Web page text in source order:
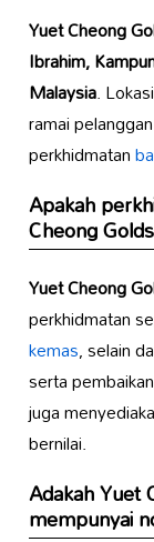
Yuet Cheong
Ibrahim,
Malaysia.
ramai
perkhidmatan
Apakah
Cheong
Yuet Cheong
perkhidmatan
kemas, selain
serta
juga
bernilai.
AdakahYuet
mempunyai